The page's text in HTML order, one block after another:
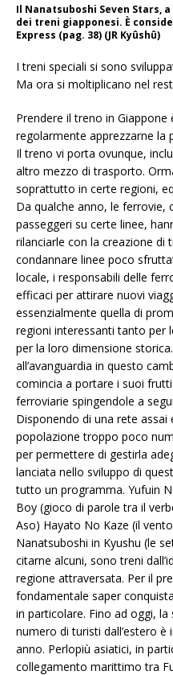
Il Nanatsuboshi Seven Stars,
dei treni giapponesi. È
Express (pag. 38) (JR Kyûshû)
I treni speciali si sono
Ma ora si moltiplicano nel
Prendere il treno in
regolarmente apprezzarne la
Il treno vi porta ovunque,
altro mezzo di trasporto.
soprattutto in certe regioni,
Da qualche anno, le ferrovie,
passeggeri su certe linee,
rilanciarle con la creazione di
condannare linee poco
locale, i responsabili delle
efficaci per attirare nuovi
essenzialmente quella di
regioni interessanti tanto per
per la loro dimensione
all’avanguardia in questo
comincia a portare i suoi
ferroviarie spingendole a
Disponendo di una rete
popolazione troppo poco
per permettere di gestirla
lanciata nello sviluppo di
tutto un programma. Yufuin
Boy (gioco di parole tra il
Aso) Hayato No Kaze (il
Nanatsuboshi in Kyushu (le
citarne alcuni, sono treni
regione attraversata. Per il
fondamentale saper
in particolare. Fino ad oggi,
numero di turisti dall’estero
anno. Perlopiù asiatici, in
collegamento marittimo tra